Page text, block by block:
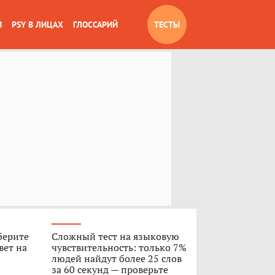
PSY В ЛИЦАХ ГЛОССАРИЙ ТЕСТЫ
на
Сложный тест на языковую
чувствительность: только 7%
людей найдут более 25 слов
за 60 секунд — проверьте